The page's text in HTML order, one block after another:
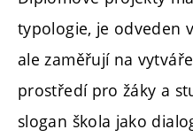
typologie, je odveden
ale zaměřují na
prostředí pro žáky a
slogan škola jako